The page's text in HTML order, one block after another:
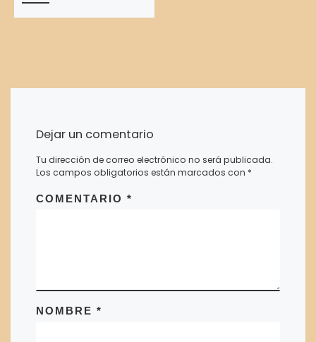
Dejar un comentario
Tu dirección de correo electrónico no será publicada.
Los campos obligatorios están marcados con *
COMENTARIO*
NOMBRE*